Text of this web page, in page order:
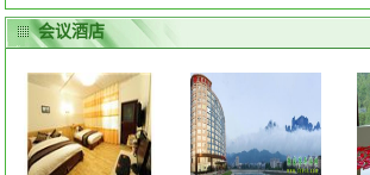
会议酒店